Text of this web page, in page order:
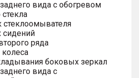
вида с обогревом
сидений
ряда
боковых зеркал
вида с